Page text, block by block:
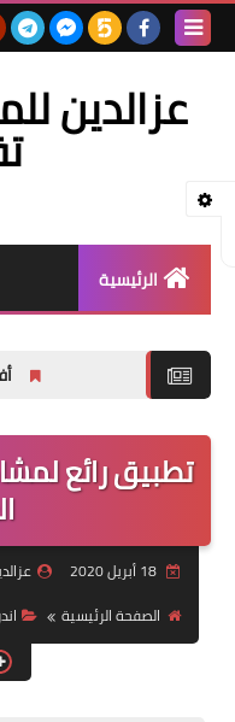
عزالدين
الرئيسية
أفضل
تطبيق رائع
18 أبريل 2020
الصفحة الرئيسية